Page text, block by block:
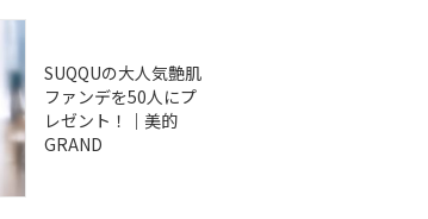
SUQQUの大人気艶肌
ファンデを50人にプ
レゼント！｜美的
GRAND